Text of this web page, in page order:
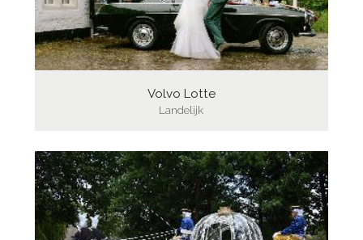
Volvo Lotte
Landelijk